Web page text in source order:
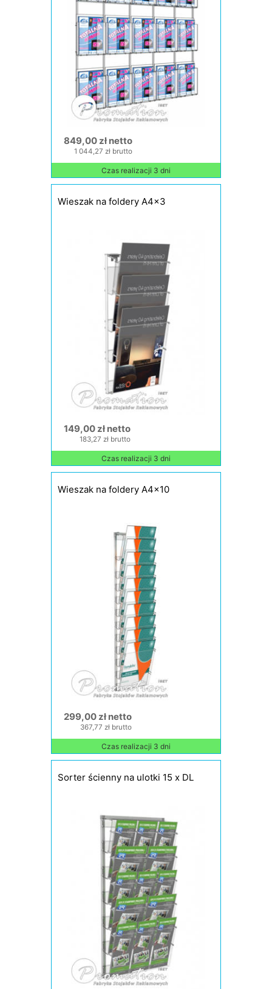
849,00 zł netto
1 044,27 zł brutto
Czas realizacji 3 dni
Wieszak na foldery A4x3
149,00 zł netto
183,27 zł brutto
Czas realizacji 3 dni
Wieszak na foldery A4x10
299,00 zł netto
367,77 zł brutto
Czas realizacji 3 dni
Sorter ścienny na ulotki 15 x DL